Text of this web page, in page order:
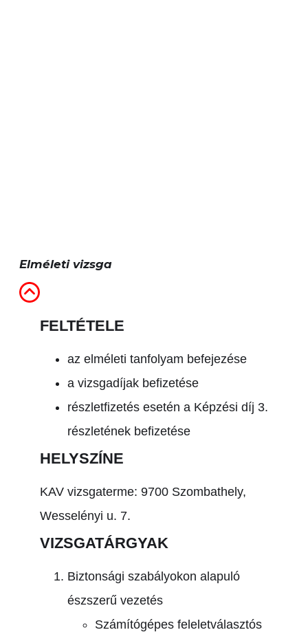
Elméleti vizsga
FELTÉTELE
az elméleti tanfolyam befejezése
a vizsgadíjak befizetése
részletfizetés esetén a Képzési díj 3.
részletének befizetése
HELYSZÍNE
KAV vizsgaterme: 9700 Szombathely,
Wesselényi u. 7.
VIZSGATÁRGYAK
Biztonsági szabályokon alapuló
észszerű vezetés
Számítógépes feleletválasztós